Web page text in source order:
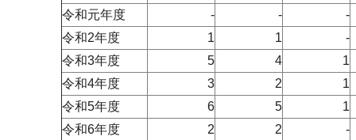
令和元年度
- -
-
令和2年度
1 1
-
令和3年度
5 4
1
令和4年度
3 2
1
令和5年度
6 5
1
令和6年度
2 2 -